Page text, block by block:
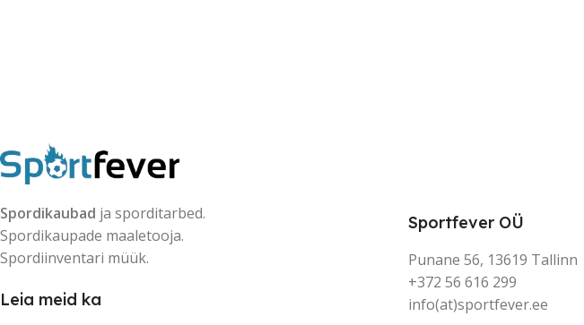
Spordikaubad ja sporditarbed.
Spordikaupade maaletooja.
Spordiinventari müük.
Leia meid ka
Sportfever OÜ
Punane 56, 13619 Tallinn
+372 56 616 299
info(at)sportfever.ee